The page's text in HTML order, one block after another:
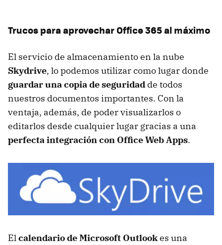
Trucos para aprovechar Office 365 al máximo
El servicio de almacenamiento en la nube
Skydrive, lo podemos utilizar como lugar donde
guardar una copia de seguridad de todos
nuestros documentos importantes. Con la
ventaja, además, de poder visualizarlos o
editarlos desde cualquier lugar gracias a una
perfecta integración con Office Web Apps.
Elcalendario de Microsoft Outlookes una